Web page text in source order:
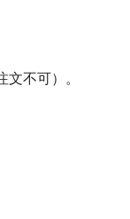
不可）。